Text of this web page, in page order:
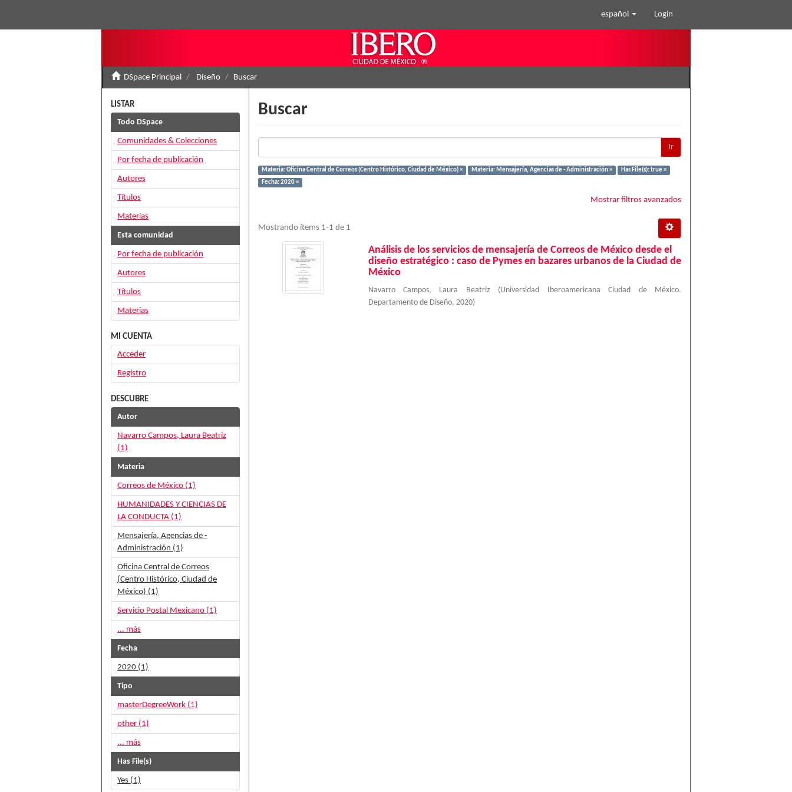
español Login
DSpace Principal Diseño Buscar
Buscar
Ir
Materia: Oficina Central de Correos (Centro Histórico, Ciudad de México) × Materia: Mensajería, Agencias de - Administración ×
Has File(s): true ×
Fecha: 2020 ×
Mostrar filtros avanzados
Mostrando ítems 1-1 de 1
Análisis de los servicios de mensajería de Correos de México desde el
diseño estratégico : caso de Pymes en bazares urbanos de la Ciudad de
México
Navarro Campos, Laura Beatriz (Universidad Iberoamericana Ciudad de México.
Departamento de Diseño, 2020)
LISTAR
Todo DSpace
Comunidades & Colecciones
Por fecha de publicación
Autores
Títulos
Materias
Esta comunidad
Por fecha de publicación
Autores
Títulos
Materias
MI CUENTA
Acceder
Registro
DESCUBRE
Autor
Navarro Campos, Laura Beatriz
(1)
Materia
Correos de México (1)
HUMANIDADES Y CIENCIAS DE
LA CONDUCTA (1)
Mensajería, Agencias de -
Administración (1)
Oficina Central de Correos
(Centro Histórico, Ciudad de
México) (1)
Servicio Postal Mexicano (1)
... más
Fecha
2020 (1)
Tipo
masterDegreeWork (1)
other (1)
... más
Has File(s)
Yes (1)